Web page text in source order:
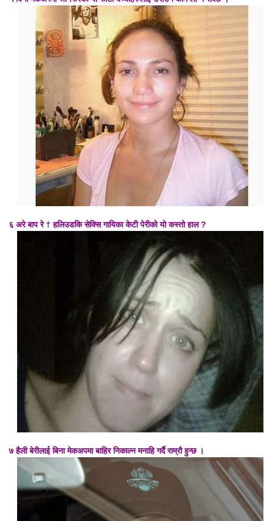
६ अरे बाप रे † हलिउडकि सेक्सि गायिका केटी पेरीको यो कस्तो हाल ?
७ हैली बेरीलाई बिना मेकअपमा बाहिर निकाल्न मनाहि गर्दै राम्रौ हुन्छ ।